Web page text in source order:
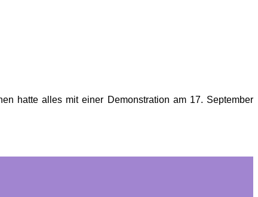
hatte alles mit einer Demonstration am 17. September